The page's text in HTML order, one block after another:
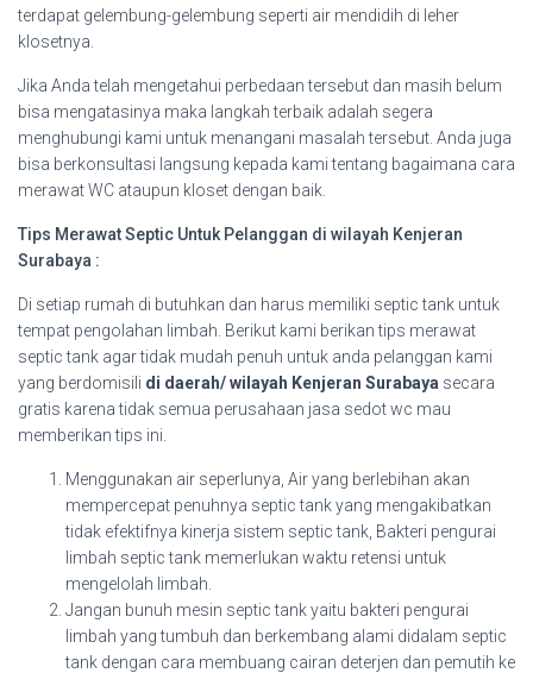
terdapat gelembung-gelembung seperti air mendidih di leher
klosetnya.
Jika Anda telah mengetahui perbedaan tersebut dan masih belum
bisa mengatasinya maka langkah terbaik adalah segera
menghubungi kami untuk menangani masalah tersebut. Anda juga
bisa berkonsultasi langsung kepada kami tentang bagaimana cara
merawat WC ataupun kloset dengan baik.
Tips Merawat Septic Untuk Pelanggan di wilayah Kenjeran
Surabaya :
Di setiap rumah di butuhkan dan harus memiliki septic tank untuk
tempat pengolahan limbah. Berikut kami berikan tips merawat
septic tank agar tidak mudah penuh untuk anda pelanggan kami
yang berdomisili di daerah/ wilayah Kenjeran Surabaya secara
gratis karena tidak semua perusahaan jasa sedot wc mau
memberikan tips ini.
Menggunakan air seperlunya, Air yang berlebihan akan
mempercepat penuhnya septic tank yang mengakibatkan
tidak efektifnya kinerja sistem septic tank, Bakteri pengurai
limbah septic tank memerlukan waktu retensi untuk
mengelolah limbah.
Jangan bunuh mesin septic tank yaitu bakteri pengurai
limbah yang tumbuh dan berkembang alami didalam septic
tank dengan cara membuang cairan deterjen dan pemutih ke